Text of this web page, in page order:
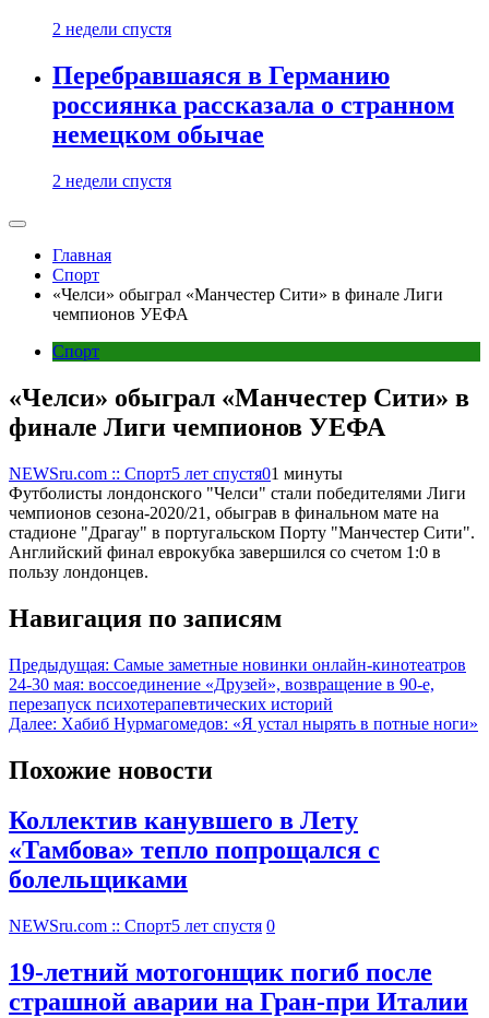
2 недели спустя
Перебравшаяся в Германию
россиянка рассказала о странном
немецком обычае
2 недели спустя
Главная
Спорт
«Челси» обыграл «Манчестер Сити» в финале Лиги
чемпионов УЕФА
Спорт
«Челси» обыграл «Манчестер Сити» в
финале Лиги чемпионов УЕФА
NEWSru.com :: Спорт5 лет спустя01 минуты
Футболисты лондонского "Челси" стали победителями Лиги
чемпионов сезона-2020/21, обыграв в финальном мате на
стадионе "Драгау" в португальском Порту "Манчестер Сити".
Английский финал еврокубка завершился со счетом 1:0 в
пользу лондонцев.
Навигация по записям
Предыдущая: Самые заметные новинки онлайн-кинотеатров
24-30 мая: воссоединение «Друзей», возвращение в 90-е,
перезапуск психотерапевтических историй
Далее: Хабиб Нурмагомедов: «Я устал нырять в потные ноги»
Похожие новости
Коллектив канувшего в Лету
«Тамбова» тепло попрощался с
болельщиками
NEWSru.com :: Спорт5 лет спустя 0
19-летний мотогонщик погиб после
страшной аварии на Гран-при Италии